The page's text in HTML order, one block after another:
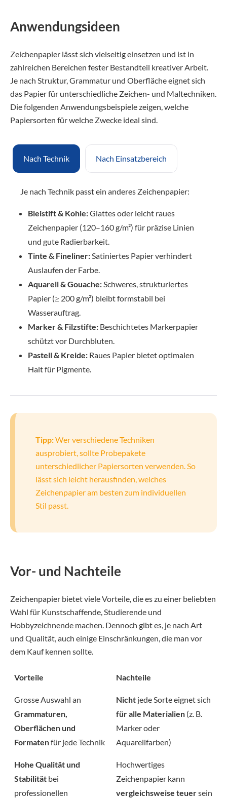
Anwendungsideen
Zeichenpapier lässt sich vielseitig einsetzen und ist in
zahlreichen Bereichen fester Bestandteil kreativer Arbeit.
Je nach Struktur, Grammatur und Oberfläche eignet sich
das Papier für unterschiedliche Zeichen- und Maltechniken.
Die folgenden Anwendungsbeispiele zeigen, welche
Papiersorten für welche Zwecke ideal sind.
Nach Technik Nach Einsatzbereich
Je nach Technik passt ein anderes Zeichenpapier:
Bleistift & Kohle:Glattes oder leicht raues
Zeichenpapier (120–160 g/m²) für präzise Linien
und gute Radierbarkeit.
Tinte & Fineliner:Satiniertes Papier verhindert
Auslaufen der Farbe.
Aquarell & Gouache:Schweres, strukturiertes
Papier (≥ 200 g/m²) bleibt formstabil bei
Wasserauftrag.
Marker & Filzstifte: Beschichtetes Markerpapier
schützt vor Durchbluten.
Pastell & Kreide: Raues Papier bietet optimalen
Halt für Pigmente.
Tipp:Wer verschiedene Techniken
ausprobiert, sollte Probepakete
unterschiedlicher Papiersorten verwenden. So
lässt sich leicht herausfinden, welches
Zeichenpapier am besten zum individuellen
Stil passt.
Vor- und Nachteile
Zeichenpapier bietet viele Vorteile, die es zu einer beliebten
Wahl für Kunstschaffende, Studierende und
Hobbyzeichnende machen. Dennoch gibt es, je nach Art
und Qualität, auch einige Einschränkungen, die man vor
dem Kauf kennen sollte.
Vorteile Nachteile
Grosse Auswahl an
Grammaturen,
Oberflächen und
Formatenfür jede Technik
Nicht jede Sorte eignet sich
für alle Materialien (z. B.
Marker oder
Aquarellfarben)
Hohe Qualität und
Stabilität bei
professionellen
Hochwertiges
Zeichenpapier kann
vergleichsweise teuersein